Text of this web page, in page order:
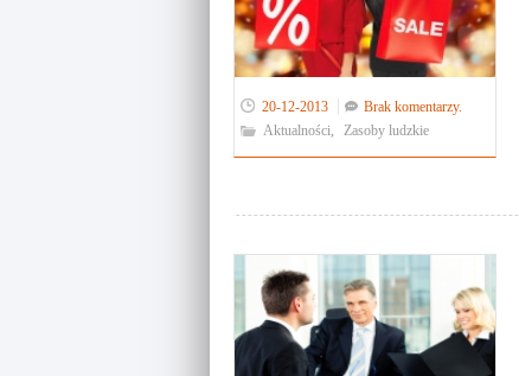
20-12-2013
Brak komentarzy.
Aktualności, Zasoby ludzkie